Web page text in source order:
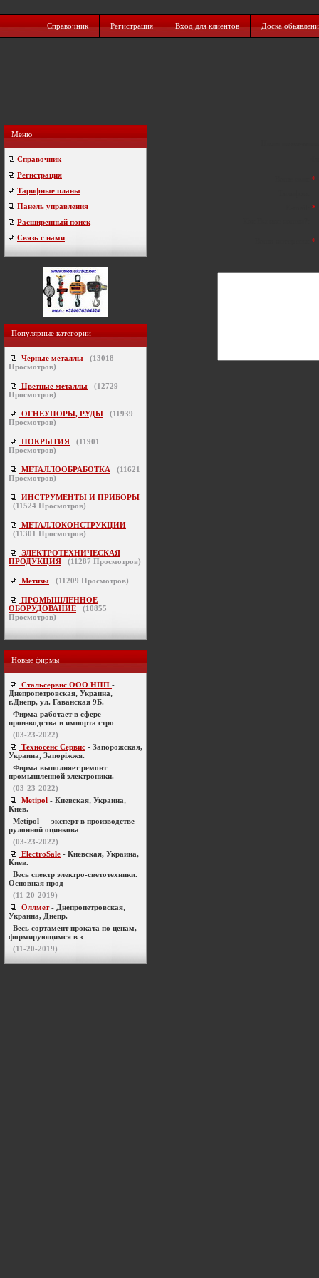
Справочник Регистрация Вход для клиентов Доска
Меню
Справочник
Регистрация
Тарифные планы
Панель управления
Расширенный поиск
Связь с нами
Популярные категории
Черные металлы (13018
Просмотров)
Цветные металлы (12729
Просмотров)
ОГНЕУПОРЫ, РУДЫ (11939
Просмотров)
ПОКРЫТИЯ (11901
Просмотров)
МЕТАЛЛООБРАБОТКА (11621
Просмотров)
ИНСТРУМЕНТЫ И ПРИБОРЫ
(11524 Просмотров)
МЕТАЛЛОКОНСТРУКЦИИ
(11301 Просмотров)
ЭЛЕКТРОТЕХНИЧЕСКАЯ
ПРОДУКЦИЯ
(11287 Просмотров)
Метизы (11209 Просмотров)
ПРОМЫШЛЕННОЕ
ОБОРУДОВАНИЕ
(10855
Просмотров)
Новые фирмы
Стальсервис ООО НПП -
Днепропетровская, Украина,
г.Днепр, ул. Гаванская 9Б.
Фирма работает в сфере
производства и импорта стро
(03-23-2022)
Техносенс Сервис - Запорожская,
Украина, Запоріжжя.
Фирма выполняет ремонт
промышленной электроники.
(03-23-2022)
Metipol - Киевская, Украина,
Киев.
Metipol — эксперт в производстве
рулонной оцинкова
(03-23-2022)
ElectroSale - Киевская, Украина,
Киев.
Весь спектр электро-светотехники.
Основная прод
(11-20-2019)
Оллмет- Днепропетровская,
Украина, Днепр.
Весь сортамент проката по ценам,
формирующимся в з
(11-20-2019)
*
*
*